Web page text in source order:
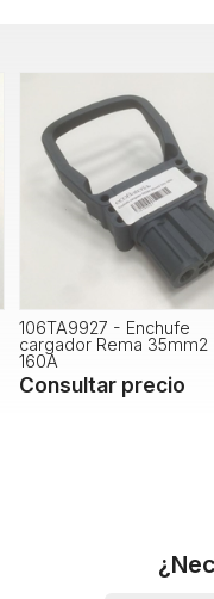
107TA1815 - Limpiador
contactos
Consultar precio